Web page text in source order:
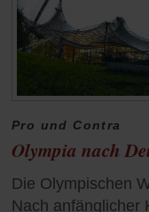
Pro und Contra
Olympia nach
Die Olympischen
Nach anfänglicher